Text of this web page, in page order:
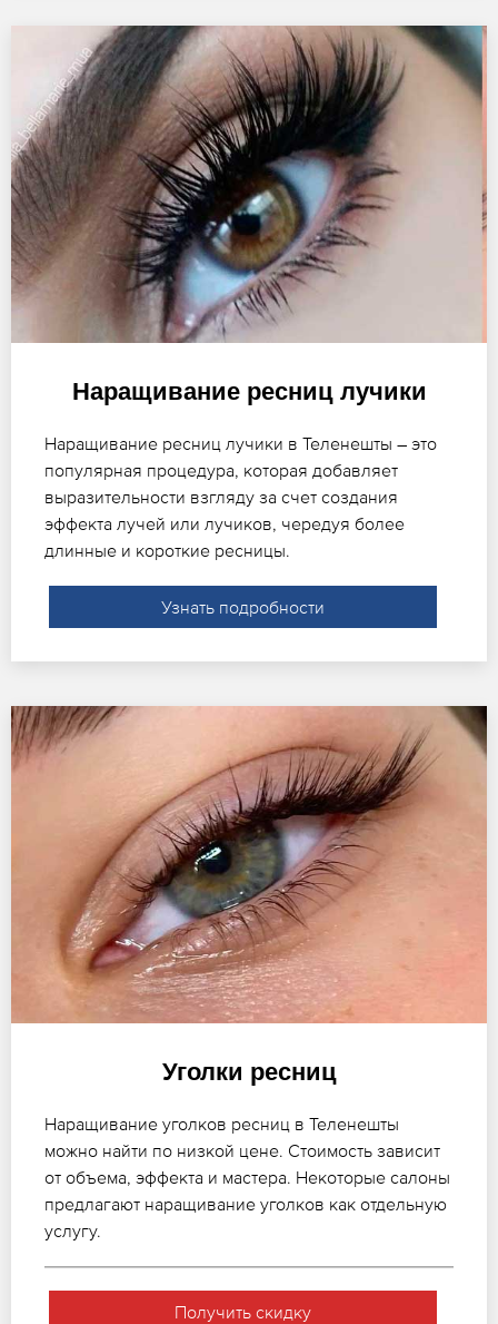
Наращивание ресниц лучики
Наращивание ресниц лучики в Теленешты – это
популярная процедура, которая добавляет
выразительности взгляду за счет создания
эффекта лучей или лучиков, чередуя более
длинные и короткие ресницы.
Узнать подробности
Уголки ресниц
Наращивание уголков ресниц в Теленешты
можно найти по низкой цене. Стоимость зависит
от объема, эффекта и мастера. Некоторые салоны
предлагают наращивание уголков как отдельную
услугу.
Получить скидку